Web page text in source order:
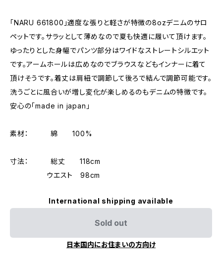
「NARU 661800」適度な張りと軽さが特徴の8ozデニムのサロ
ペットです。サラッとして薄めなので夏も快適に履いて頂けます。
ゆったりとした身幅でパンツ部分はワイドなストレートシルエット
です。アームホールは広めなのでブラウスなどもインナーに着て
頂けそうです。着丈は肩紐で調節して後ろで結んで調節可能です。
洗うごとに風合いが増し変化が楽しめるのもデニムの特徴です。
安心の「made in japan」
素材： 綿 100%
寸法： 総丈 118cm
ウエスト 98cm
International shipping available
Sold out
日本国内にお住まいの方向け